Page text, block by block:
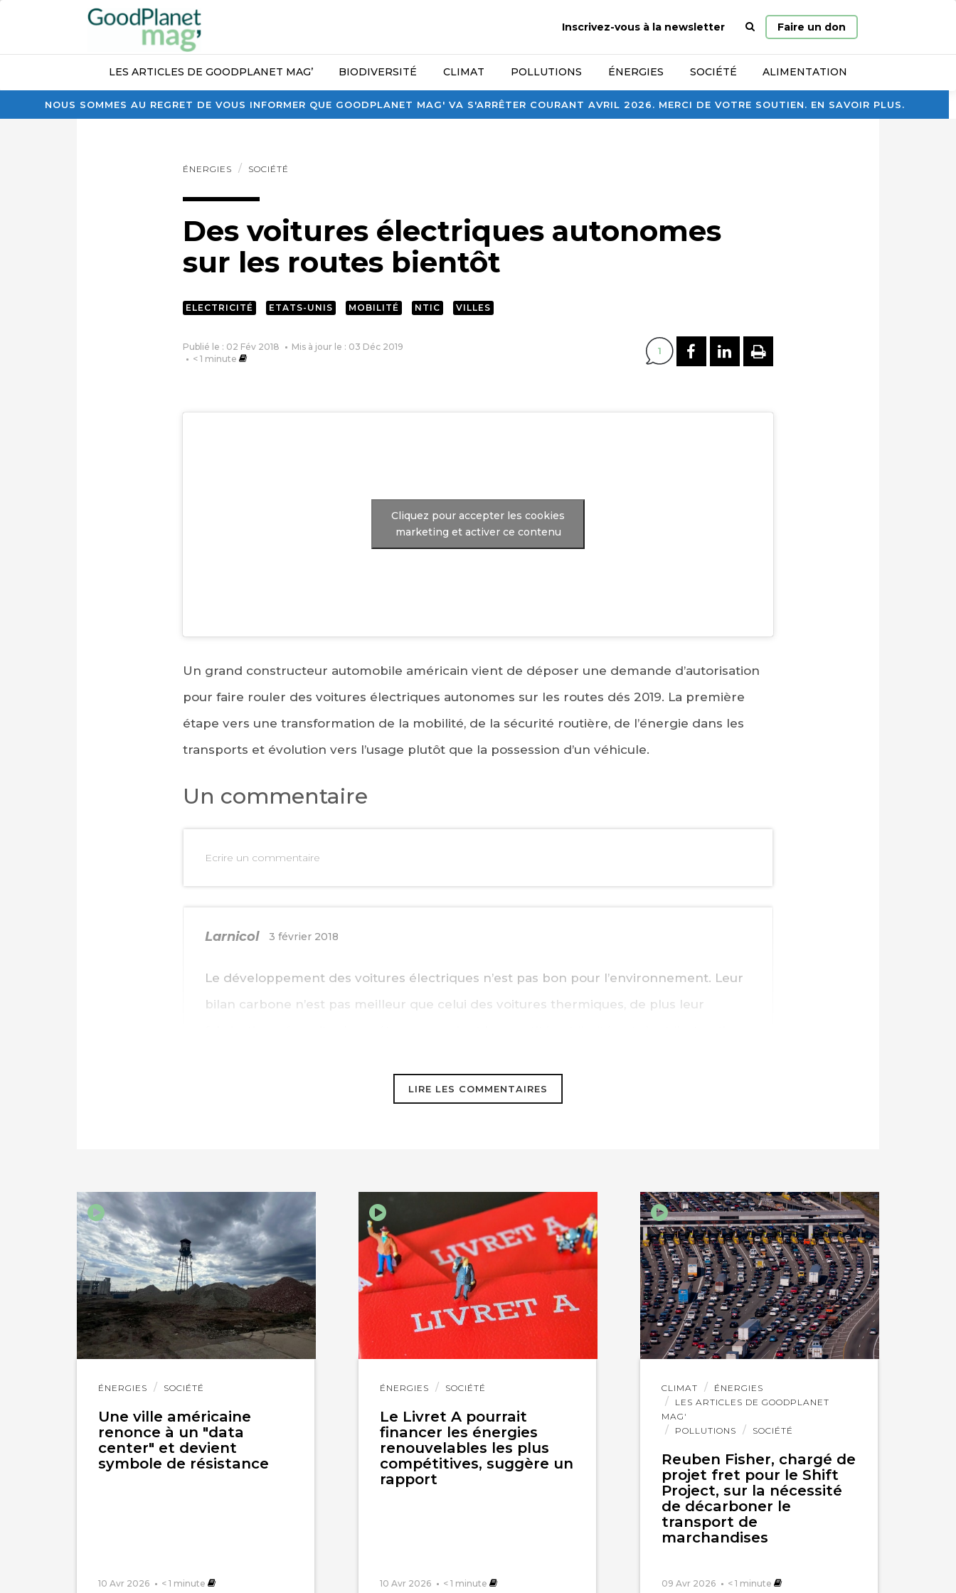
NOUS SOMMES AU REGRET DE VOUS INFORMER QUE GOODPLANET MAG' VA S'ARRÊTER COURANT AVRIL 2026. MERCI DE VOTRE SOUTIEN. EN SAVOIR PLUS.
Inscrivez-vous à la newsletter
Page
d’accueil
Faire un don
LES ARTICLES DE GOODPLANET MAG’ BIODIVERSITÉ CLIMAT POLLUTIONS ÉNERGIES SOCIÉTÉ ALIMENTATION
IMPRIMER
ÉNERGIES SOCIÉTÉ
Des voitures électriques autonomes
sur les routes bientôt
ELECTRICITÉ ETATS-UNIS MOBILITÉ NTIC VILLES
Publié le : 02 Fév 2018
Mis à jour le : 03 Déc 2019
< 1 minute
1 PARTAGER SUR FACEBOOK
PARTAGER SUR
IMPRIMER
Cliquez pour accepter les cookies
marketing et activer ce contenu
Un grand constructeur automobile américain vient de déposer une demande d’autorisation
pour faire rouler des voitures électriques autonomes sur les routes dés 2019. La première
étape vers une transformation de la mobilité, de la sécurité routière, de l’énergie dans les
transports et évolution vers l’usage plutôt que la possession d’un véhicule.
Un commentaire
Ecrire un commentaire
Larnicol 3 février 2018
Le développement des voitures électriques n’est pas bon pour l’environnement. Leur
bilan carbone n’est pas meilleur que celui des voitures thermiques, de plus leur
solution au réchauffement climatique !!LIRE LES COMMENTAIRES
ÉNERGIES SOCIÉTÉ
Une ville américaine
renonce à un "data
center" et devient
symbole de résistance
10 Avr 2026 < 1 minute
Lire
ÉNERGIES SOCIÉTÉ
Le Livret A pourrait
financer les énergies
renouvelables les plus
compétitives, suggère un
rapport
10 Avr 2026 < 1 minute
Lire
CLIMAT
ÉNERGIES
LES ARTICLES DE GOODPLANET
MAG'
POLLUTIONS
SOCIÉTÉ
Reuben Fisher, chargé de
projet fret pour le Shift
Project, sur la nécessité
de décarboner le
transport de
marchandises
09 Avr 2026 < 1 minute
Lire
l'article